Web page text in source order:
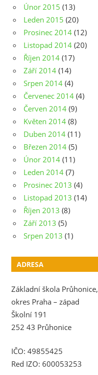
Únor 2015 (13)
Leden 2015 (20)
Prosinec 2014 (12)
Listopad 2014 (20)
Říjen 2014 (17)
Září 2014 (14)
Srpen 2014 (4)
Červenec 2014 (4)
Červen 2014 (9)
Květen 2014 (8)
Duben 2014 (11)
Březen 2014 (5)
Únor 2014 (11)
Leden 2014 (7)
Prosinec 2013 (4)
Listopad 2013 (14)
Říjen 2013 (8)
Září 2013 (5)
Srpen 2013 (1)
ADRESA
Základní škola Průhonice,
okres Praha – západ
Školní 191
252 43 Průhonice
IČO: 49855425
Red IZO: 600053253